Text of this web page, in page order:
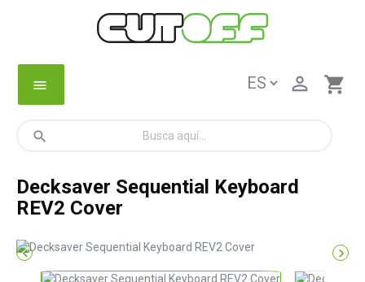
menu shopping_cart

search
Decksaver Sequential Keyboard
REV2 Cover
 